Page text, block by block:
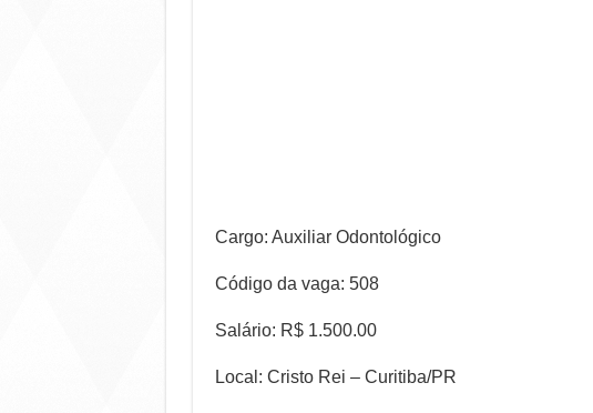
Cargo: Auxiliar Odontológico
Código da vaga: 508
Salário: R$ 1.500.00
Local: Cristo Rei – Curitiba/PR